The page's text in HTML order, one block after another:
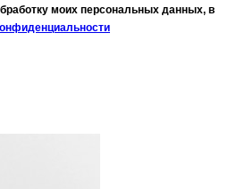
моих персональных данных, в